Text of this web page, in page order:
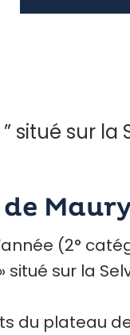
situé sur la
(2°
situé sur la
du plateau